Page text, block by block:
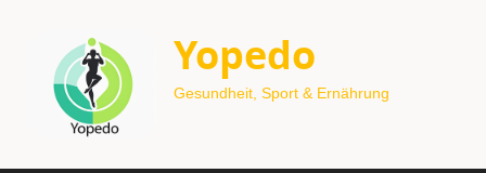
Yopedo
Gesundheit, Sport & Ernährung